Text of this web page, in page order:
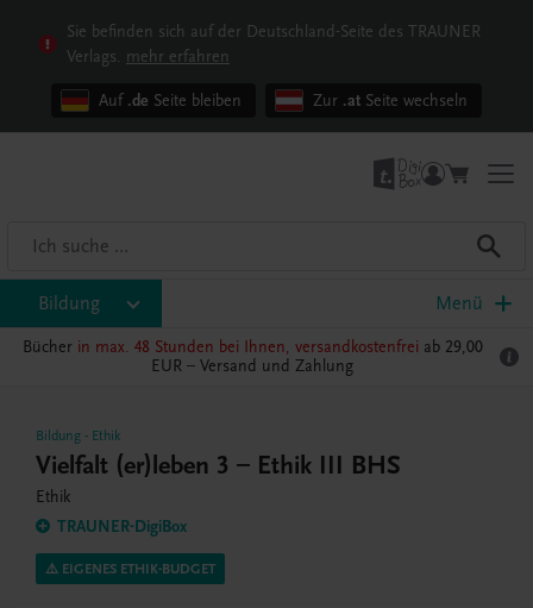
Sie befinden sich auf der Deutschland-Seite des TRAUNER
Verlags. mehr erfahren
Auf .de Seite bleiben Zur .at Seite wechseln
Bildung Menü
Bücher in max. 48 Stunden bei Ihnen, versandkostenfrei ab 29,00
EUR – Versand und Zahlung
Bildung - Ethik
Vielfalt (er)leben 3 – Ethik III BHS
Ethik
TRAUNER-DigiBox
⚠️ EIGENES ETHIK-BUDGET